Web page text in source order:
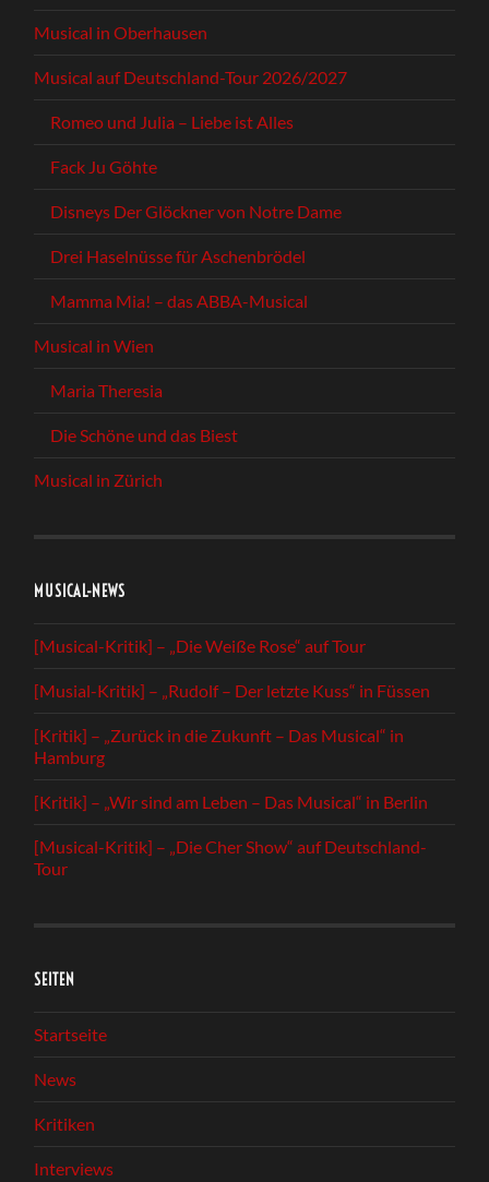
Musical in Oberhausen
Musical auf Deutschland-Tour 2026/2027
Romeo und Julia – Liebe ist Alles
Fack Ju Göhte
Disneys Der Glöckner von Notre Dame
Drei Haselnüsse für Aschenbrödel
Mamma Mia! – das ABBA-Musical
Musical in Wien
Maria Theresia
Die Schöne und das Biest
Musical in Zürich
MUSICAL-NEWS
[Musical-Kritik] – „Die Weiße Rose“ auf Tour
[Musial-Kritik] – „Rudolf – Der letzte Kuss“ in Füssen
[Kritik] – „Zurück in die Zukunft – Das Musical“ in
Hamburg
[Kritik] – „Wir sind am Leben – Das Musical“ in Berlin
[Musical-Kritik] – „Die Cher Show“ auf Deutschland-
Tour
SEITEN
Startseite
News
Kritiken
Interviews